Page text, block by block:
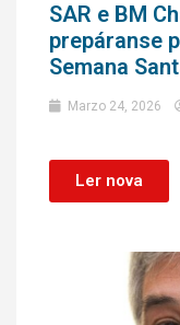
SAR e BM
prepáranse
Semana
Marzo 24, 2026
Ler nova